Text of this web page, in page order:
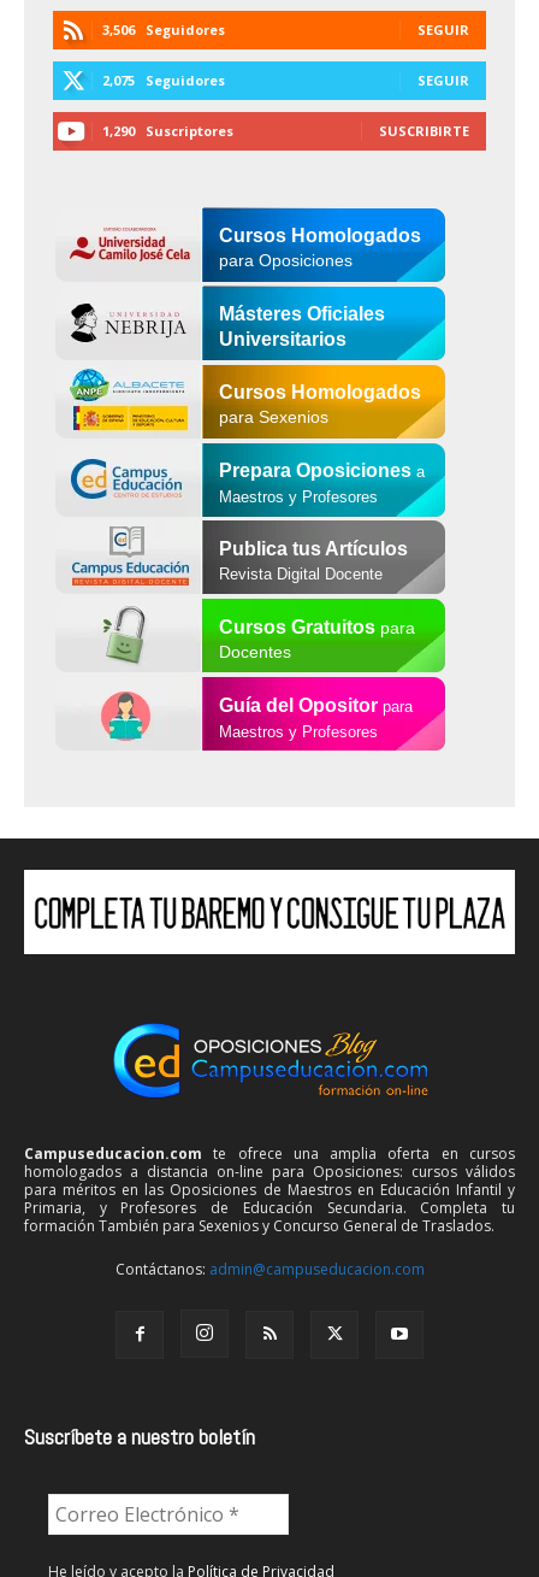
3,506 Seguidores SEGUIR
2,075 Seguidores SEGUIR
1,290 Suscriptores SUSCRIBIRTE
Cursos Homologados
para Oposiciones
Másteres Oficiales
Universitarios
Cursos Homologados
para Sexenios
Prepara Oposiciones a
Maestros y Profesores
Publica tus Artículos
Revista Digital Docente
Cursos Gratuitospara
Docentes
Guía del Opositor para
Maestros y Profesores
Campuseducacion.com te ofrece una amplia oferta en cursos
homologados a distancia on-line para Oposiciones: cursos válidos
para méritos en las Oposiciones de Maestros en Educación Infantil y
Primaria, y Profesores de Educación Secundaria. Completa tu
formación También para Sexenios y Concurso General de Traslados.
Contáctanos: admin@campuseducacion.com
Suscríbete a nuestro boletín
He leído y acepto la Política de Privacidad